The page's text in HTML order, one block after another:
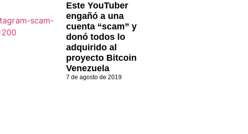
Este YouTuber
engañó a una
cuenta “scam” y
donó todos lo
adquirido al
proyecto Bitcoin
Venezuela
7 de agosto de 2019